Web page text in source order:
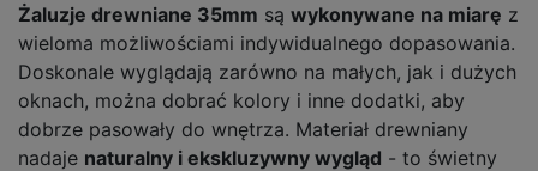
Żaluzje drewniane 35mm są wykonywane na miarę z
wieloma możliwościami indywidualnego dopasowania.
Doskonale wyglądają zarówno na małych, jak i dużych
oknach, można dobrać kolory i inne dodatki, aby
dobrze pasowały do wnętrza. Materiał drewniany
nadaje naturalny i ekskluzywny wygląd - to świetny